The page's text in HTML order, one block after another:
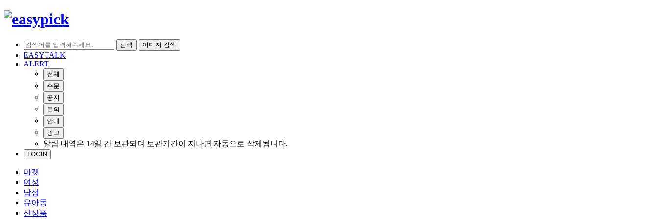
검색 이미지 검색
EASYTALK
ALERT
전체
주문
공지
문의
안내
광고
알림 내역은 14일 간 보관되며 보관기간이 지나면 자동으로 삭제됩니다.
LOGIN
마켓
여성
남성
유아동
신상품